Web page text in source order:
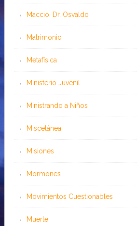
Maccio, Dr. Osvaldo
Matrimonio
Metafísica
Ministerio Juvenil
Ministrando a Niños
Miscelánea
Misiones
Mormones
Movimientos Cuestionables
Muerte